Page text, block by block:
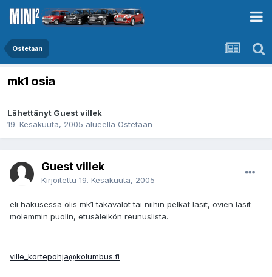
Ostetaan
mk1 osia
Lähettänyt Guest villek
19. Kesäkuuta, 2005 alueella Ostetaan
Guest villek
Kirjoitettu 19. Kesäkuuta, 2005
eli hakusessa olis mk1 takavalot tai niihin pelkät lasit, ovien lasit
molemmin puolin, etusäleikön reunuslista.
ville_kortepohja@kolumbus.fi